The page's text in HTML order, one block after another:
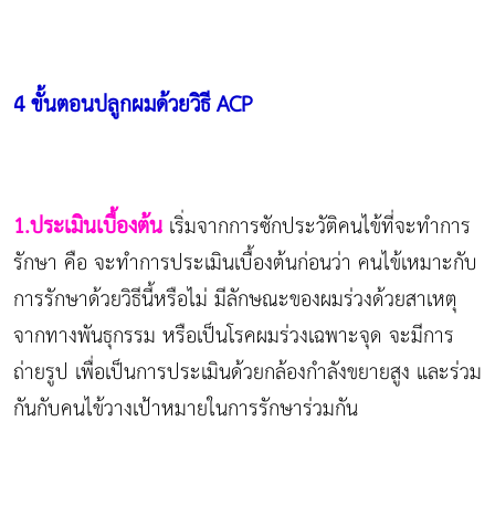
4 ขั้นตอนปลูกผมด้วยวิธีACP
1.ประเมินเบื้องต้น เริ่มจากการซักประวัติคนไข้ที่จะทำการ
รักษา คือ จะทำการประเมินเบื้องต้นก่อนว่า คนไข้เหมาะกับ
การรักษาด้วยวิธีนี้หรือไม่ มีลักษณะของผมร่วงด้วยสาเหตุ
จากทางพันธุกรรม หรือเป็นโรคผมร่วงเฉพาะจุด จะมีการ
ถ่ายรูป เพื่อเป็นการประเมินด้วยกล้องกำลังขยายสูง และร่วม
กันกับคนไข้วางเป้าหมายในการรักษาร่วมกัน